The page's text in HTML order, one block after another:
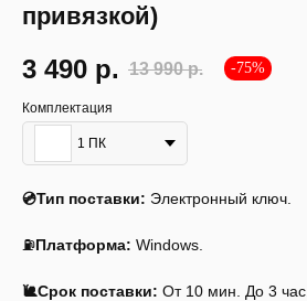
привязкой)
3 490 р. 13 990 р. -75%
Комплектация
1 ПК
💿Тип поставки: Электронный ключ.
⛽Платформа: Windows.
🐌Срок поставки: От 10 мин. До 3 час.